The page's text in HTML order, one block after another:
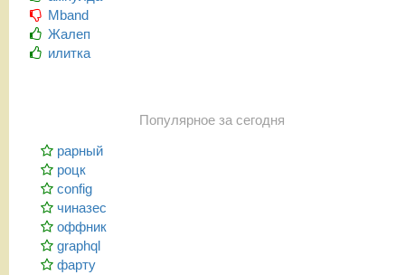
Mband
Жалеп
илитка
Популярное за сегодня
рарный
роцк
config
чиназес
оффник
graphql
фарту